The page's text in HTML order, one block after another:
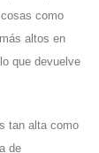
como
altos en
que devuelve
tan alta como
de